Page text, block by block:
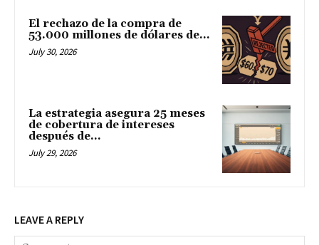
El rechazo de la compra de
53.000 millones de dólares de...
July 30, 2026
La estrategia asegura 25 meses
de cobertura de intereses
después de...
July 29, 2026
LEAVE A REPLY